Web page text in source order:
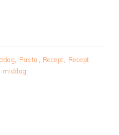
, Pasta , Recept, Recept
middag